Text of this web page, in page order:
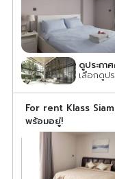
ดูประกา
เลือกดูป
For rent Klass
พร้อมอยู่!